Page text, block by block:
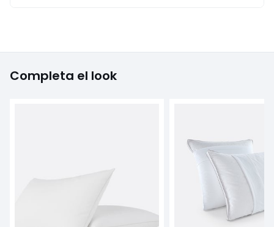
Completa el look